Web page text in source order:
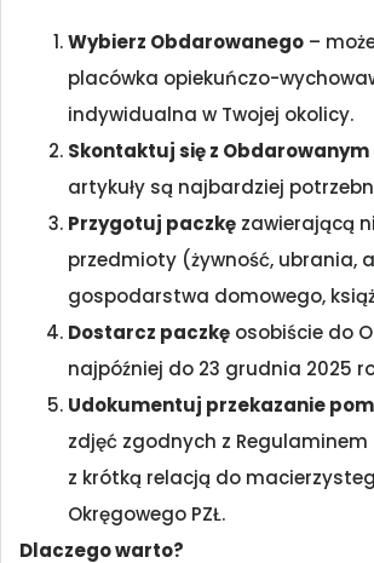
Wybierz Obdarowanego –
placówka opiekuńczo-
indywidualna w Twojej okolicy.
Skontaktuj się z Obdarowanym
artykuły są najbardziej
Przygotuj paczkę zawierającą
przedmioty (żywność, ubrania,
gospodarstwa domowego,
Dostarcz paczkę osobiście do
najpóźniej do 23 grudnia 2025
Udokumentuj przekazanie
zdjęć zgodnych z Regulaminem
z krótką relacją do
Okręgowego PZŁ.
Dlaczego warto?